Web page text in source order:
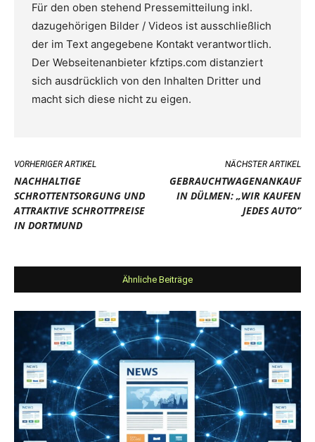
Für den oben stehend Pressemitteilung inkl.
dazugehörigen Bilder / Videos ist ausschließlich
der im Text angegebene Kontakt verantwortlich.
Der Webseitenanbieter kfztips.com distanziert
sich ausdrücklich von den Inhalten Dritter und
macht sich diese nicht zu eigen.
VORHERIGER ARTIKEL
NACHHALTIGE
SCHROTTENTSORGUNG UND
ATTRAKTIVE SCHROTTPREISE
IN DORTMUND
NÄCHSTER ARTIKEL
GEBRAUCHTWAGENANKAUF
IN DÜLMEN: „WIR KAUFEN
JEDES AUTO“
Ähnliche Beiträge